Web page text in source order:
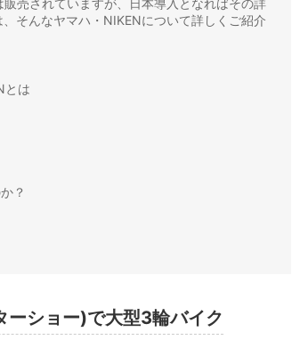
売されていますが、日本導入となればその詳
そんなヤマハ・NIKENについて詳しくご紹介
とは
？
ショー)で大型3輪バイク